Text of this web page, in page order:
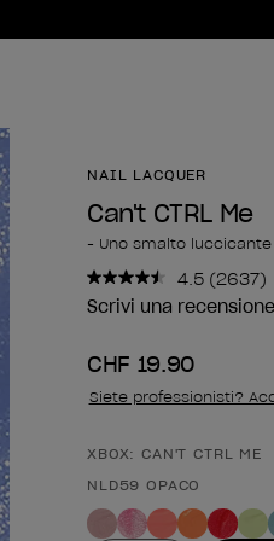
NAIL LACQUER
Can't CTRL Me
- Uno smalto
4.5 Leggi
2637
(2637)
Scrivi una recensione
CHF 19.90
Siete professionisti?
Forma del
XBOX: CAN'T CTRL ME
NLD59 OPACO